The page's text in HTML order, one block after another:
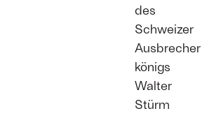
des
Schweizer
Ausbrecher
königs
Walter
Stürm